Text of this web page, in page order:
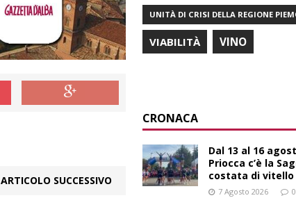
ARTICOLO SUCCESSIVO
UNITÀ DI CRISI DELLA REGIONE
VIABILITÀ VINO
CRONACA
Dal 13 al 16
Priocca c’è la
costata di vitello
7 Agosto 2026 0